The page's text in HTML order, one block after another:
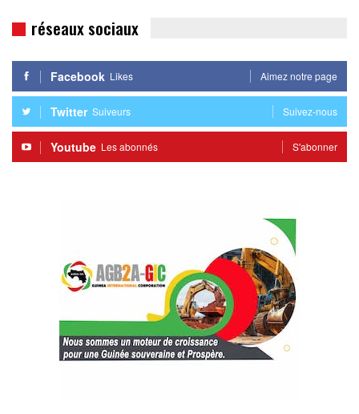
réseaux sociaux
Facebook Likes Aimez notre page
Twitter Suiveurs Suivez-nous
Youtube Les abonnés S'abonner